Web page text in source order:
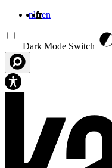
nlfren
Dark Mode Switch